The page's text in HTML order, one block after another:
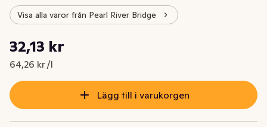
Visa alla varor från Pearl River Bridge
Nuvarande pris är: 32,13 kr
32,13 kr
64,26 kr /l
Styckpris: 64,26 kr /l
Lägg till i varukorgen